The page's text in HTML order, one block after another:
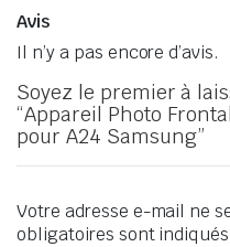
Avis
Il n’y a pas encore d’avis.
Soyez le premier à
“Appareil Photo
pour A24 Samsung”
Votre adresse e-mail ne
obligatoires sont